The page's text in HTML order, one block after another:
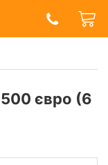
500 євро (6